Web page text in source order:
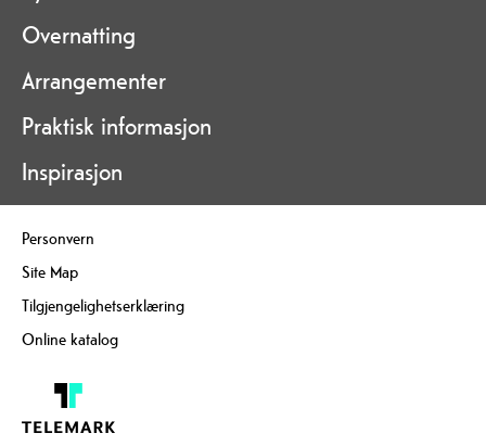
Overnatting
Arrangementer
Praktisk informasjon
Inspirasjon
Personvern
Site Map
Tilgjengelighetserklæring
Online katalog